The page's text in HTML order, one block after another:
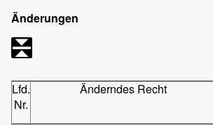
Änderungen
Lfd.
Nr.
Änderndes Recht